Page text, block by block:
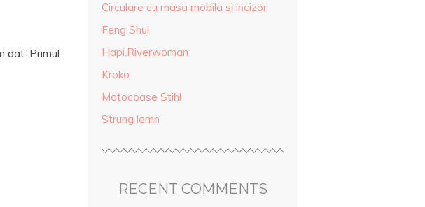
dat. Primul
Circulare cu masa mobila si incizor
Feng Shui
Hapi.Riverwoman
Kroko
Motocoase Stihl
Strung lemn
RECENT COMMENTS